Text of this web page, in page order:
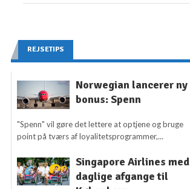
REJSETIPS
Norwegian lancerer ny
bonus: Spenn
"Spenn" vil gøre det lettere at optjene og bruge
point på tværs af loyalitetsprogrammer,...
Singapore Airlines med
daglige afgange til